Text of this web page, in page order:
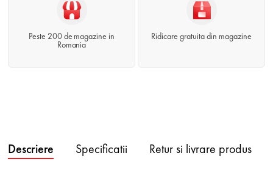
Peste 200 de magazine in
Romania
Ridicare gratuita din magazine
Descriere Specificatii Retur si livrare produs